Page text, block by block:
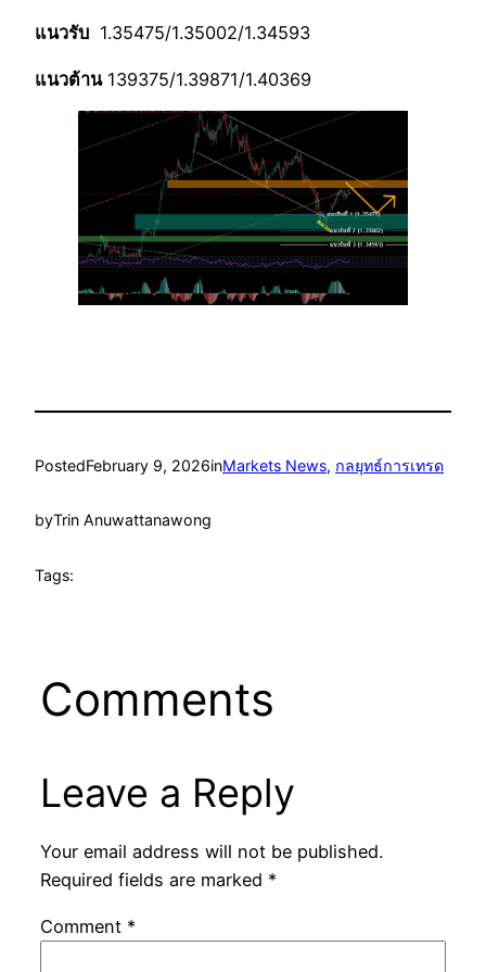
แนวรับ 1.35475/1.35002/1.34593
แนวต้าน139375/1.39871/1.40369
PostedFebruary 9, 2026inMarkets News, กลยุทธ์การเทรด
byTrin Anuwattanawong
Tags:
Comments
Leave a Reply
Your email address will not be published.
Required fields are marked *
Comment *